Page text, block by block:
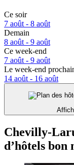
Ce soir
7 août - 8 août
Demain
8 août - 9 août
Ce week-end
7 août - 9 août
Le week-end
14 août - 16 août
Chevilly-
d’hôtels bon